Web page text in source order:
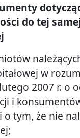
do tej
w
2007 r. o
i
o tym, że nie